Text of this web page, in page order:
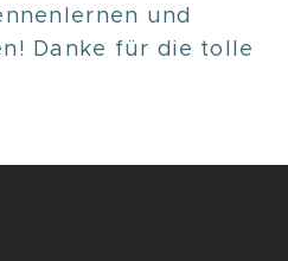
und
Danke für die tolle